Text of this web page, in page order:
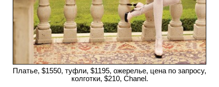
Платье, $1550, туфли, $1195, ожерелье, цена по запросу,
колготки, $210, Chanel.